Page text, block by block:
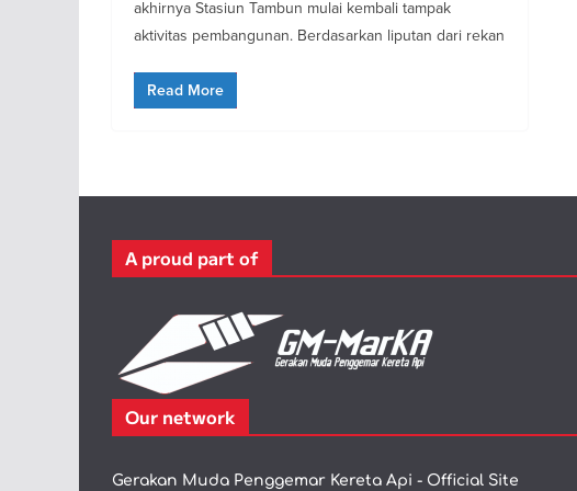
akhirnya Stasiun Tambun mulai kembali tampak
aktivitas pembangunan. Berdasarkan liputan dari rekan
Read More
A proud part of
Our network
Gerakan Muda Penggemar Kereta Api - Official Site